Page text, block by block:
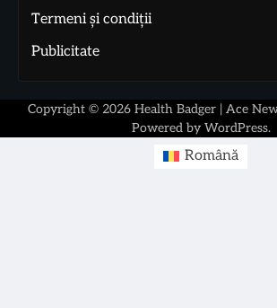
Termeni și condiții
Publicitate
Copyright © 2026 Health Badger| Ace
Powered by WordPress.
Română